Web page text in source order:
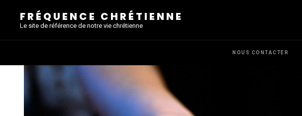
FRÉQUENCE CHRÉTIENNE
Le site de référence de notre vie chrétienne
NOUS CONTACTER